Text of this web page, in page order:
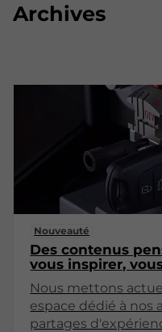
Archives
Nouveauté
Des contenus
vous inspirer,
Nous mettons
espace dédié à nos
partages